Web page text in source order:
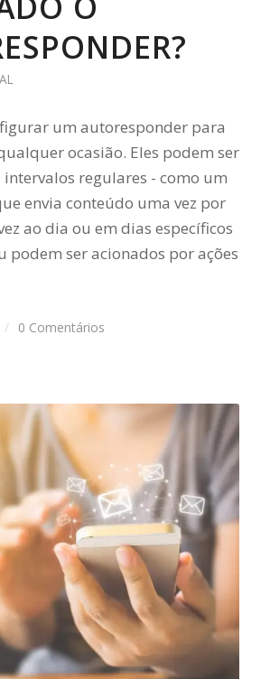
um autoresponder para
ocasião. Eles podem ser
regulares - como um
envia conteúdo uma vez por
ao dia ou em dias específicos
podem ser acionados por ações
/ 0 Comentários